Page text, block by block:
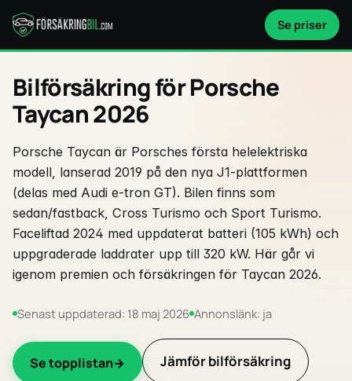
Se priser
Bilförsäkring för Porsche
Taycan 2026
Porsche Taycan är Porsches första helelektriska
modell, lanserad 2019 på den nya J1-plattformen
(delas med Audi e-tron GT). Bilen finns som
sedan/fastback, Cross Turismo och Sport Turismo.
Faceliftad 2024 med uppdaterat batteri (105 kWh) och
uppgraderade laddrater upp till 320 kW. Här går vi
igenom premien och försäkringen för Taycan 2026.
Senast uppdaterad: 18 maj 2026 Annonslänk: ja
Se topplistan Jämför bilförsäkring